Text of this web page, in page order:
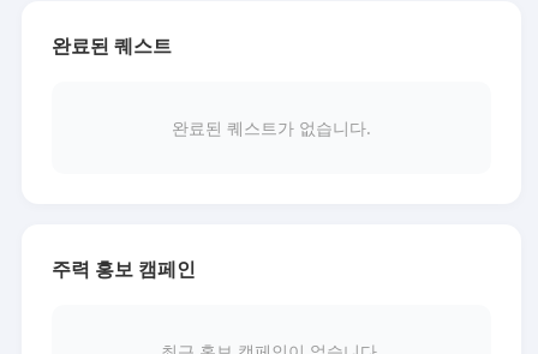
완료된 퀘스트
완료된 퀘스트가 없습니다.
주력 홍보 캠페인